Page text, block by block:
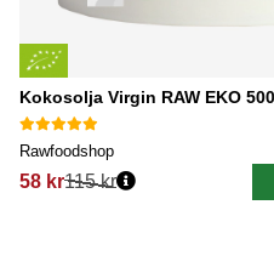
Kokosolja Virgin RAW EKO
Rawfoodshop
58 kr115 kr